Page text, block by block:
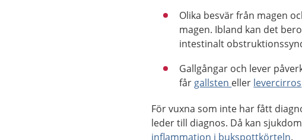
Olika besvär från magen
magen. Ibland kan det
intestinalt
Gallgångar och lever
får gallsten eller levercirros
För vuxna som inte har fått
leder till diagnos. Då kan
inflammation i bukspottkörteln.